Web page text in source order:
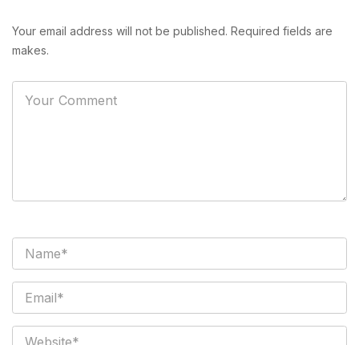
Your email address will not be published. Required fields are
makes.